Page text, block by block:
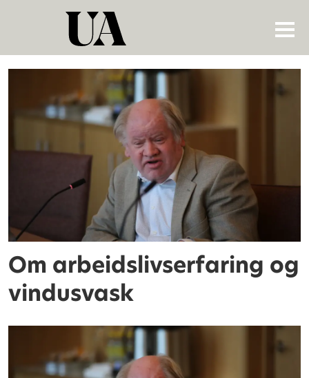
Tag:
tim
torvatn
Om arbeidslivserfaring og
vindusvask